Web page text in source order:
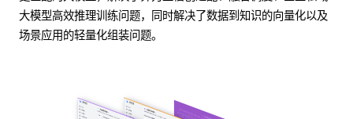
大模型高效推理训练问题，同时解决了数据到知识的向量化以及
场景应用的轻量化组装问题。